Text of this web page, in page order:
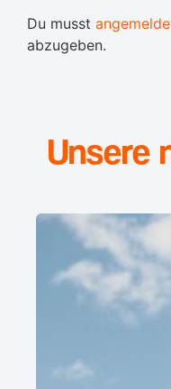
Du musst
abzugeben.
Unsere